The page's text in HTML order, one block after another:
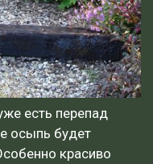
есть перепад
осыпь будет
красиво